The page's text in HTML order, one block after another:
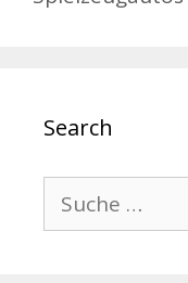
Search
nach: